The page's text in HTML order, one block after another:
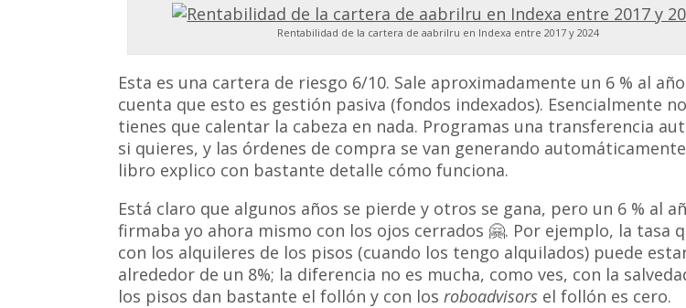
Rentabilidad de la cartera de aabrilru en Indexa entre 2017 y 2024
Esta es una cartera de riesgo 6/10. Sale aproximadamente un 6 % al
cuenta que esto es gestión pasiva (fondos indexados). Esencialmente
tienes que calentar la cabeza en nada. Programas una transferencia
si quieres, y las órdenes de compra se van generando
libro explico con bastante detalle cómo funciona.
Está claro que algunos años se pierde y otros se gana, pero un 6 % al
firmaba yo ahora mismo con los ojos cerrados 🤗. Por ejemplo, la tasa
con los alquileres de los pisos (cuando los tengo alquilados) puede
alrededor de un 8%; la diferencia no es mucha, como ves, con la
los pisos dan bastante el follón y con losroboadvisors el follón es cero.